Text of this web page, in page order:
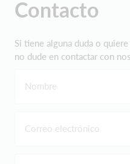
Contacto
Si tiene alguna duda o
no dude en contactar con
Nombre
Correo electrónico